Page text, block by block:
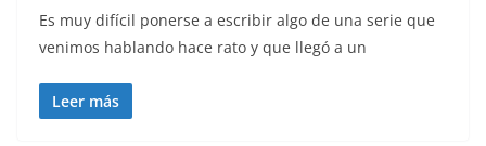
Es muy difícil ponerse a escribir algo de una serie que
venimos hablando hace rato y que llegó a un
Leer más